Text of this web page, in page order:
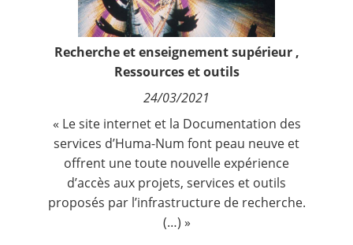
Recherche et enseignement supérieur,
Ressources et outils
24/03/2021
« Le site internet et la Documentation des
services d’Huma-Num font peau neuve et
offrent une toute nouvelle expérience
d’accès aux projets, services et outils
proposés par l’infrastructure de recherche.
(…) »